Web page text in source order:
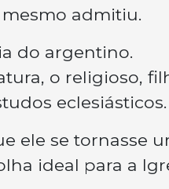
admitiu.
do argentino.
o religioso,
eclesiásticos.
ele se tornasse
ideal para a